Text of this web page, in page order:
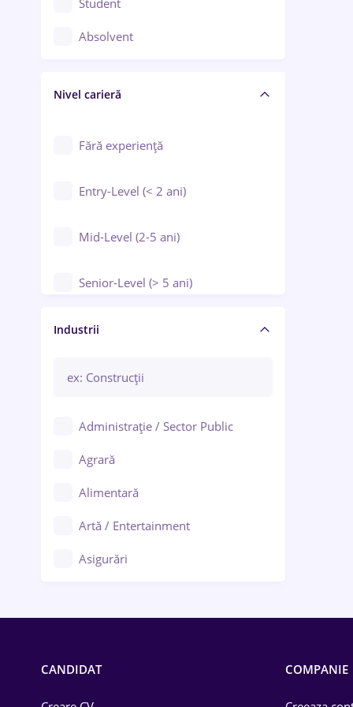
Controlul calității
Educație / Training / Arte
Student
Absolvent
Nivel carieră
Fără experiență
Entry-Level (< 2 ani)
Mid-Level (2-5 ani)
Senior-Level (> 5 ani)
Manager / Executiv
Industrii
Administrație / Sector Public
Agrară
Alimentară
Artă / Entertainment
Asigurări
CANDIDAT COMPANIE